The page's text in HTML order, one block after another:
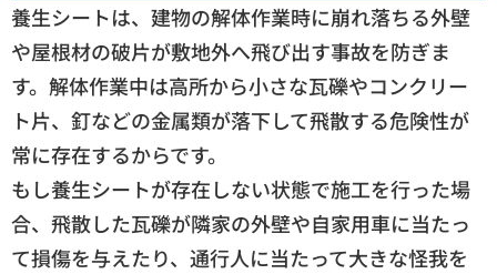
養生シートは、建物の解体作業時に崩れ落ちる外壁
や屋根材の破片が敷地外へ飛び出す事故を防ぎま
す。解体作業中は高所から小さな瓦礫やコンクリー
ト片、釘などの金属類が落下して飛散する危険性が
常に存在するからです。
もし養生シートが存在しない状態で施工を行った場
合、飛散した瓦礫が隣家の外壁や自家用車に当たっ
て損傷を与えたり、通行人に当たって大きな怪我を